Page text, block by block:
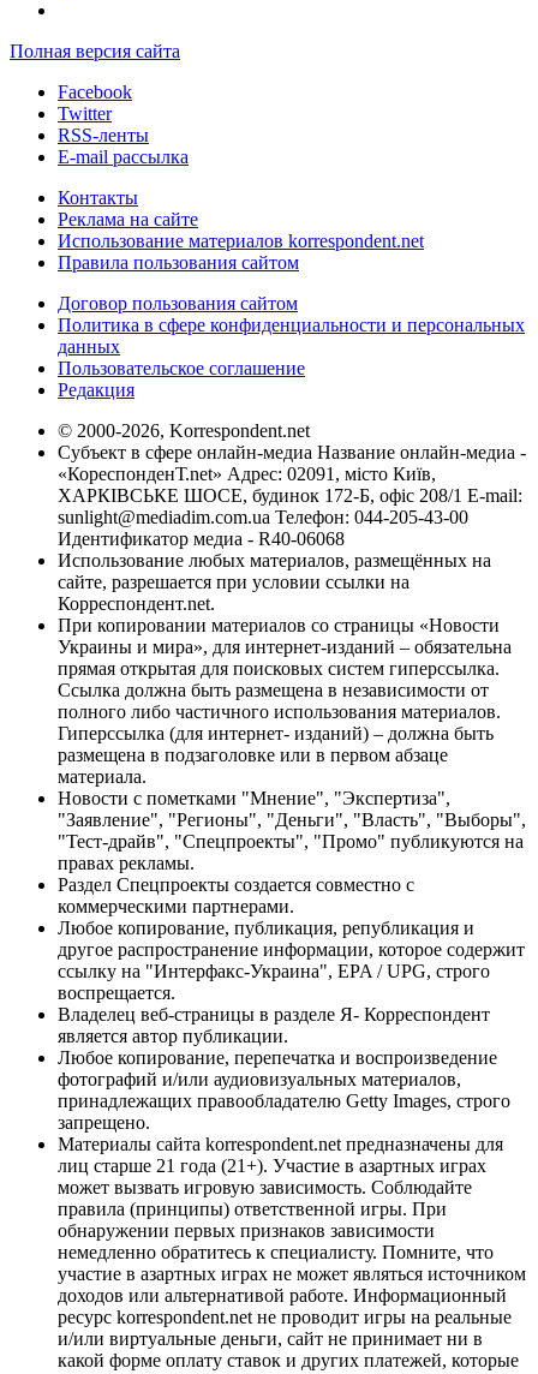
Полная версия сайта
Facebook
Twitter
RSS-ленты
E-mail рассылка
Контакты
Реклама на сайте
Использование материалов korrespondent.net
Правила пользования сайтом
Договор пользования сайтом
Политика в сфере конфиденциальности и персональных
данных
Пользовательское соглашение
Редакция
© 2000-2026, Korrespondent.net
Субъект в сфере онлайн-медиа Название онлайн-медиа -
«КореспонденТ.net» Адрес: 02091, місто Київ,
ХАРКІВСЬКЕ ШОСЕ, будинок 172-Б, офіс 208/1 E-mail:
sunlight@mediadim.com.ua Телефон: 044-205-43-00
Идентификатор медиа - R40-06068
Использование любых материалов, размещённых на
сайте, разрешается при условии ссылки на
Корреспондент.net.
При копировании материалов со страницы «Новости
Украины и мира», для интернет-изданий – обязательна
прямая открытая для поисковых систем гиперссылка.
Ссылка должна быть размещена в независимости от
полного либо частичного использования материалов.
Гиперссылка (для интернет- изданий) – должна быть
размещена в подзаголовке или в первом абзаце
материала.
Новости с пометками "Мнение", "Экспертиза",
"Заявление", "Регионы", "Деньги", "Власть", "Выборы",
"Тест-драйв", "Спецпроекты", "Промо" публикуются на
правах рекламы.
Раздел Спецпроекты создается совместно с
коммерческими партнерами.
Любое копирование, публикация, републикация и
другое распространение информации, которое содержит
ссылку на "Интерфакс-Украина", EPA / UPG, строго
воспрещается.
Владелец веб-страницы в разделе Я- Корреспондент
является автор публикации.
Любое копирование, перепечатка и воспроизведение
фотографий и/или аудиовизуальных материалов,
принадлежащих правообладателю Getty Images, строго
запрещено.
Материалы сайта korrespondent.net предназначены для
лиц старше 21 года (21+). Участие в азартных играх
может вызвать игровую зависимость. Соблюдайте
правила (принципы) ответственной игры. При
обнаружении первых признаков зависимости
немедленно обратитесь к специалисту. Помните, что
участие в азартных играх не может являться источником
доходов или альтернативой работе. Информационный
ресурс korrespondent.net не проводит игры на реальные
и/или виртуальные деньги, сайт не принимает ни в
какой форме оплату ставок и других платежей, которые